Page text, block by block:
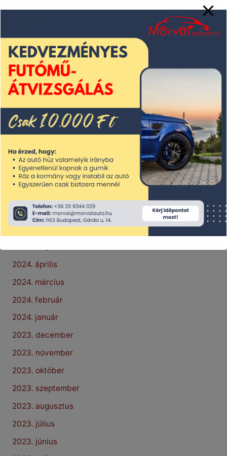
2025. április
2025. március
2025. február
2024. december
2024. október
2024. szeptember
2024. július
2024. június
2024. április
2024. március
2024. február
2024. január
2023. december
2023. november
2023. október
2023. szeptember
2023. augusztus
2023. július
2023. június